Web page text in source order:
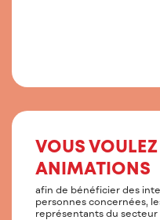
VOUS
ANIMATIONS
afin de bénéficier des
personnes concernées,
représentants du secteur